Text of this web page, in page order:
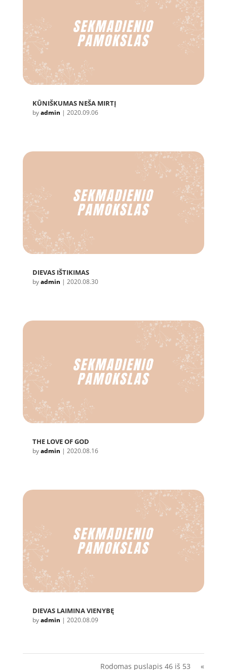
KŪNIŠKUMAS NEŠA MIRTĮ
byadmin | 2020.09.06
DIEVAS IŠTIKIMAS
byadmin | 2020.08.30
THE LOVE OF GOD
byadmin | 2020.08.16
DIEVAS LAIMINA VIENYBĘ
byadmin | 2020.08.09
Rodomas puslapis 46 iš 53 «